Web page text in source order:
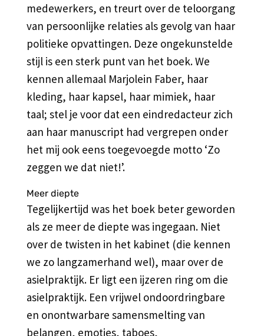
medewerkers, en treurt over de teloorgang
van persoonlijke relaties als gevolg van haar
politieke opvattingen. Deze ongekunstelde
stijl is een sterk punt van het boek. We
kennen allemaal Marjolein Faber, haar
kleding, haar kapsel, haar mimiek, haar
taal; stel je voor dat een eindredacteur zich
aan haar manuscript had vergrepen onder
het mij ook eens toegevoegde motto ‘Zo
zeggen we dat niet!’.
Meer diepte
Tegelijkertijd was het boek beter geworden
als ze meer de diepte was ingegaan. Niet
over de twisten in het kabinet (die kennen
we zo langzamerhand wel), maar over de
asielpraktijk. Er ligt een ijzeren ring om die
asielpraktijk. Een vrijwel ondoordringbare
en onontwarbare samensmelting van
belangen, emoties, taboes,